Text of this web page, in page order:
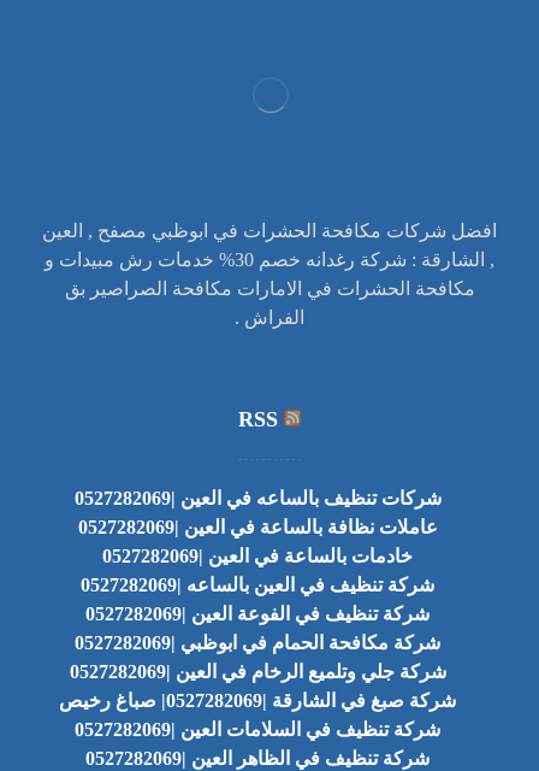
افضل شركات مكافحة الحشرات في ابوظبي مصفح , العين
, الشارقة : شركة رغدانه خصم 30% خدمات رش مبيدات و
مكافحة الحشرات في الامارات مكافحة الصراصير بق
الفراش .
RSS
شركات تنظيف بالساعه في العين |0527282069
عاملات نظافة بالساعة في العين |0527282069
خادمات بالساعة في العين |0527282069
شركة تنظيف في العين بالساعه |0527282069
شركة تنظيف في الفوعة العين |0527282069
شركة مكافحة الحمام في ابوظبي |0527282069
شركة جلي وتلميع الرخام في العين |0527282069
شركة صبغ في الشارقة |0527282069| صباغ رخيص
شركة تنظيف في السلامات العين |0527282069
شركة تنظيف في الظاهر العين |0527282069